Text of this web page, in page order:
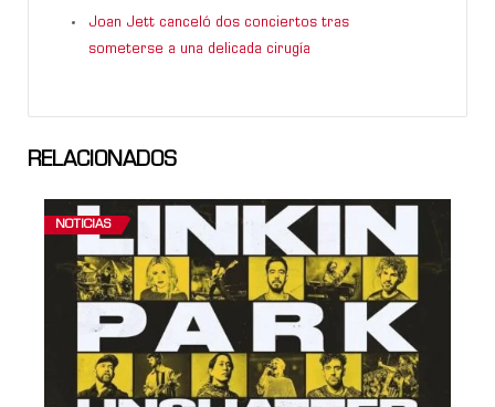
Joan Jett canceló dos conciertos tras
someterse a una delicada cirugía
RELACIONADOS
NOTICIAS